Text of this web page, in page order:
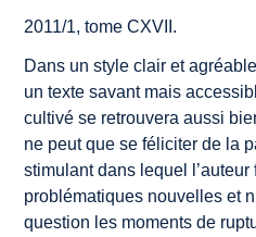
2011/1, tome CXVII.
Dans un style clair et
un texte savant mais
cultivé se retrouvera aussi
ne peut que se féliciter de la
stimulant dans lequel l’auteur
problématiques nouvelles et
question les moments de